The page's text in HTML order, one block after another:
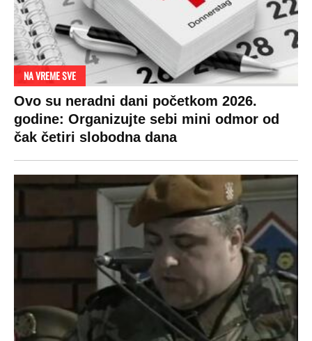
NA VREME SVE
Ovo su neradni dani početkom 2026.
godine: Organizujte sebi mini odmor od
čak četiri slobodna dana